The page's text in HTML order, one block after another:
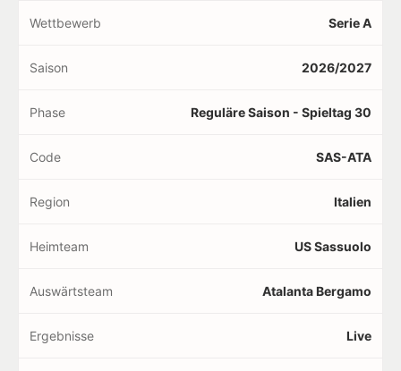
Wettbewerb Serie A
Saison 2026/2027
Phase Reguläre Saison - Spieltag 30
Code SAS-ATA
Region Italien
Heimteam US Sassuolo
Auswärtsteam Atalanta Bergamo
Ergebnisse Live